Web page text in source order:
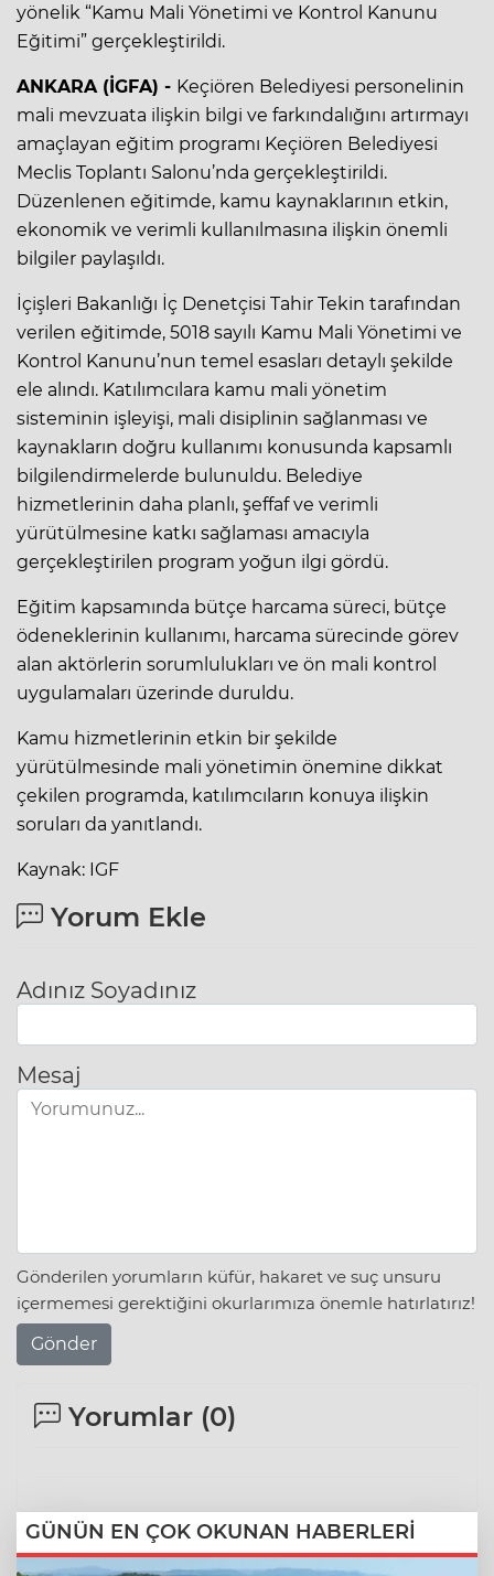
yönelik “Kamu Mali Yönetimi ve Kontrol Kanunu
Eğitimi” gerçekleştirildi.
ANKARA (İGFA) - Keçiören Belediyesi personelinin
mali mevzuata ilişkin bilgi ve farkındalığını artırmayı
amaçlayan eğitim programı Keçiören Belediyesi
Meclis Toplantı Salonu’nda gerçekleştirildi.
Düzenlenen eğitimde, kamu kaynaklarının etkin,
ekonomik ve verimli kullanılmasına ilişkin önemli
bilgiler paylaşıldı.
İçişleri Bakanlığı İç Denetçisi Tahir Tekin tarafından
verilen eğitimde, 5018 sayılı Kamu Mali Yönetimi ve
Kontrol Kanunu’nun temel esasları detaylı şekilde
ele alındı. Katılımcılara kamu mali yönetim
sisteminin işleyişi, mali disiplinin sağlanması ve
kaynakların doğru kullanımı konusunda kapsamlı
bilgilendirmelerde bulunuldu. Belediye
hizmetlerinin daha planlı, şeffaf ve verimli
yürütülmesine katkı sağlaması amacıyla
gerçekleştirilen program yoğun ilgi gördü.
Eğitim kapsamında bütçe harcama süreci, bütçe
ödeneklerinin kullanımı, harcama sürecinde görev
alan aktörlerin sorumlulukları ve ön mali kontrol
uygulamaları üzerinde duruldu.
Kamu hizmetlerinin etkin bir şekilde
yürütülmesinde mali yönetimin önemine dikkat
çekilen programda, katılımcıların konuya ilişkin
soruları da yanıtlandı.
Kaynak: IGF
Yorum Ekle
Adınız Soyadınız
Mesaj
Gönderilen yorumların küfür, hakaret ve suç unsuru
içermemesi gerektiğini okurlarımıza önemle hatırlatırız!
Gönder
Yorumlar (0)
GÜNÜN EN ÇOK OKUNAN HABERLERİ